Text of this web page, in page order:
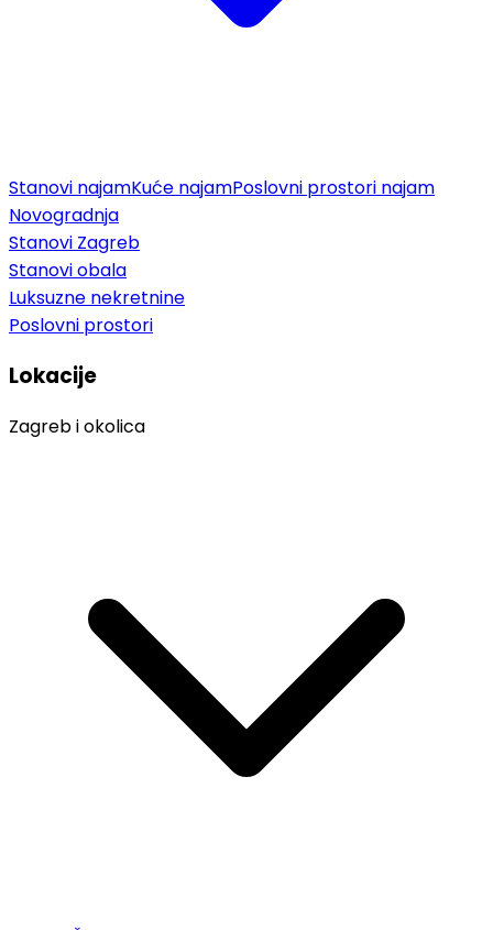
Stanovi najamKuće najamPoslovni prostori najam
Novogradnja
Stanovi Zagreb
Stanovi obala
Luksuzne nekretnine
Poslovni prostori
Lokacije
Zagreb i okolica